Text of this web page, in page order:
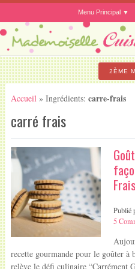
Menu Principal
2ÈME
Accueil » Ingrédients: carre-frais
carré frais
Frais
Publié
5
recette gourmande pour le goûter à
relève le défi culinaire “Carrément